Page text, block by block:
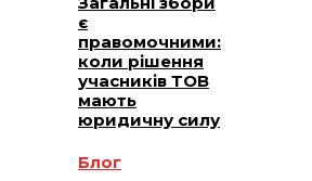
є
правомочними:
коли рішення
учасників ТОВ
мають
юридичну силу
Блог